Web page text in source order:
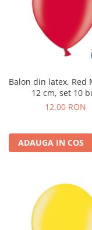
Balon din latex, Red
12 cm, set 10
12,00 RON
ADAUGA IN COS